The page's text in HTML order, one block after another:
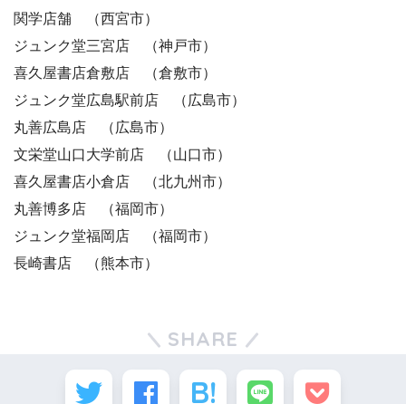
関学店舗 （西宮市）
ジュンク堂三宮店 （神戸市）
喜久屋書店倉敷店 （倉敷市）
ジュンク堂広島駅前店 （広島市）
丸善広島店 （広島市）
文栄堂山口大学前店 （山口市）
喜久屋書店小倉店 （北九州市）
丸善博多店 （福岡市）
ジュンク堂福岡店 （福岡市）
長崎書店 （熊本市）
SHARE